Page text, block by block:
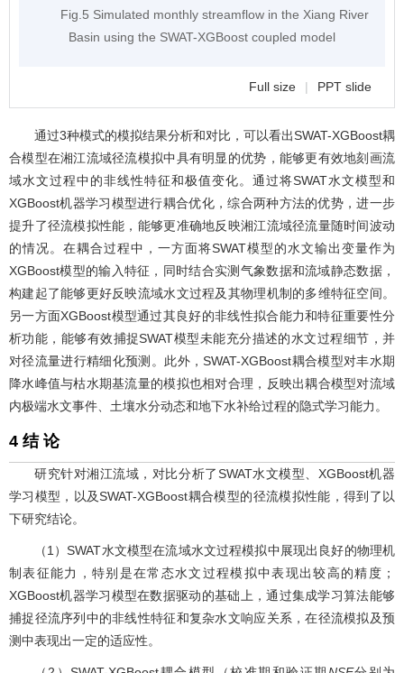
Fig.5 Simulated monthly streamflow in the Xiang River
Basin using the SWAT-XGBoost coupled model
Full size | PPT slide
通过3种模式的模拟结果分析和对比，可以看出SWAT-XGBoost耦
合模型在湘江流域径流模拟中具有明显的优势，能够更有效地刻画流
域水文过程中的非线性特征和极值变化。通过将SWAT水文模型和
XGBoost机器学习模型进行耦合优化，综合两种方法的优势，进一步
提升了径流模拟性能，能够更准确地反映湘江流域径流量随时间波动
的情况。在耦合过程中，一方面将SWAT模型的水文输出变量作为
XGBoost模型的输入特征，同时结合实测气象数据和流域静态数据，
构建起了能够更好反映流域水文过程及其物理机制的多维特征空间。
另一方面XGBoost模型通过其良好的非线性拟合能力和特征重要性分
析功能，能够有效捕捉SWAT模型未能充分描述的水文过程细节，并
对径流量进行精细化预测。此外，SWAT-XGBoost耦合模型对丰水期
降水峰值与枯水期基流量的模拟也相对合理，反映出耦合模型对流域
内极端水文事件、土壤水分动态和地下水补给过程的隐式学习能力。
4 结 论
研究针对湘江流域，对比分析了SWAT水文模型、XGBoost机器
学习模型，以及SWAT-XGBoost耦合模型的径流模拟性能，得到了以
下研究结论。
（1）SWAT水文模型在流域水文过程模拟中展现出良好的物理机
制表征能力，特别是在常态水文过程模拟中表现出较高的精度；
XGBoost机器学习模型在数据驱动的基础上，通过集成学习算法能够
捕捉径流序列中的非线性特征和复杂水文响应关系，在径流模拟及预
测中表现出一定的适应性。